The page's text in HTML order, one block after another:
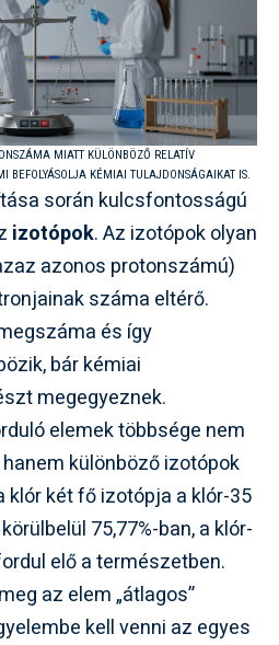
MIATT KÜLÖNBÖZŐ RELATÍV
BEFOLYÁSOLJA KÉMIAI TULAJDONSÁGAIKAT IS.
során kulcsfontosságú
izotópok. Az izotópok olyan
azonos protonszámú)
száma eltérő.
és így
bár kémiai
megegyeznek.
elemek többsége nem
különböző izotópok
klór két fő izotópja a klór-35
75,77%-ban, a klór-
elő a természetben.
az elem „átlagos”
kell venni az egyes